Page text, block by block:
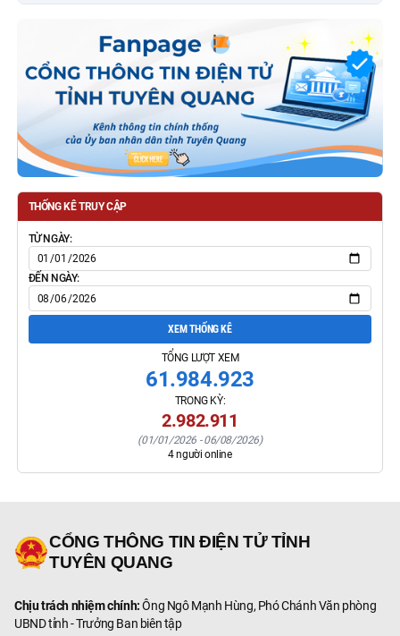
THỐNG KÊ TRUY CẬP
TỪ NGÀY:
ĐẾN NGÀY:
XEM THỐNG KÊ
TỔNG LƯỢT XEM
61.984.923
TRONG KỲ:
2.982.911
(01/01/2026 -06/08/2026)
4người online
CỔNG THÔNG TIN ĐIỆN TỬ TỈNH
TUYÊN QUANG
Chịu trách nhiệm chính:Ông Ngô Mạnh Hùng, Phó Chánh Văn phòng
UBND tỉnh - Trưởng Ban biên tập